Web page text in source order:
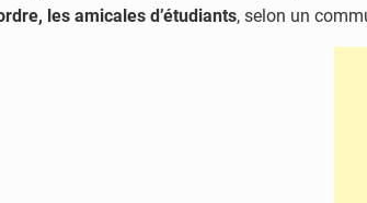
les amicales d’étudiants, selon un